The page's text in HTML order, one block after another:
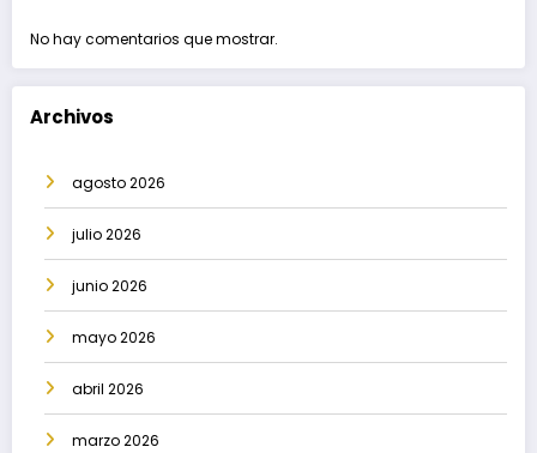
No hay comentarios que mostrar.
Archivos
agosto 2026
julio 2026
junio 2026
mayo 2026
abril 2026
marzo 2026